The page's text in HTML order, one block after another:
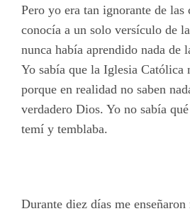
Pero yo era tan ignorante de las
conocía a un solo versículo de
nunca había aprendido nada
Yo sabía que la Iglesia Católica
porque en realidad no saben
verdadero Dios. Yo no sabía
temí y temblaba.
Durante diez días me